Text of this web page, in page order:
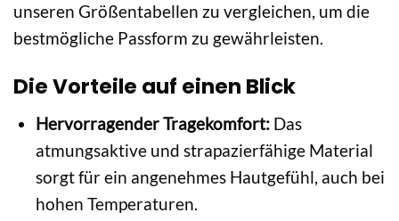
unseren Größentabellen zu vergleichen, um die
bestmögliche Passform zu gewährleisten.
Die Vorteile auf einen Blick
Hervorragender Tragekomfort:Das
atmungsaktive und strapazierfähige Material
sorgt für ein angenehmes Hautgefühl, auch bei
hohen Temperaturen.